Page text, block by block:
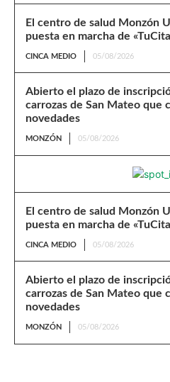
El centro de salud Monzón
puesta en marcha de
CINCA MEDIO 05/08/2026
Abierto el plazo de
carrozas de San Mateo que
novedades
MONZÓN 05/08/2026
El centro de salud Monzón
puesta en marcha de
CINCA MEDIO 05/08/2026
Abierto el plazo de
carrozas de San Mateo que
novedades
MONZÓN 05/08/2026